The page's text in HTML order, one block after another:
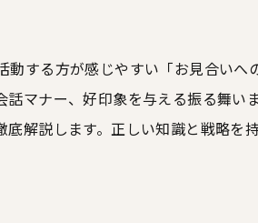
する方が感じやすい「お見合いへ
マナー、好印象を与える振る舞い
解説します。正しい知識と戦略を